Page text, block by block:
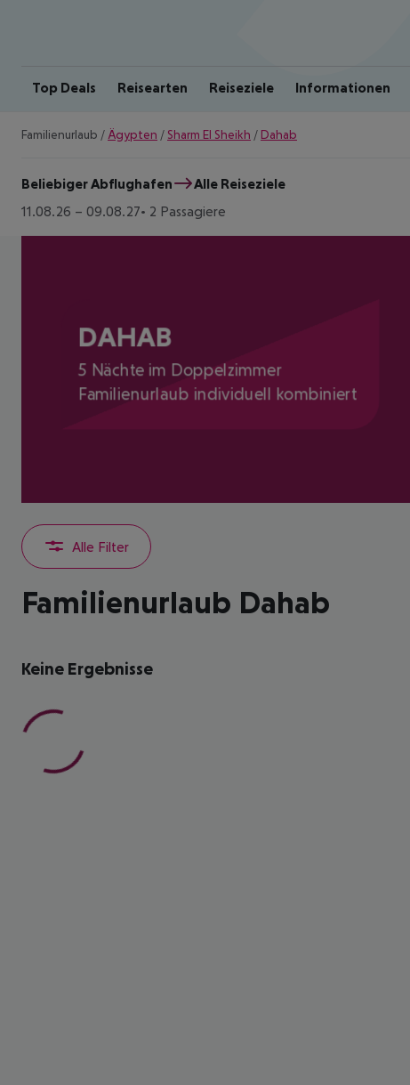
Top Deals Reisearten Reiseziele Informationen
Familienurlaub / Ägypten / Sharm El Sheikh / Dahab
Beliebiger Abflughafen
Alle Reiseziele
11.08.26 – 09.08.27 2 Passagiere
DAHAB
5 Nächte im Doppelzimmer
Familienurlaub individuell kombiniert
Alle Filter
Familienurlaub Dahab
Keine Ergebnisse